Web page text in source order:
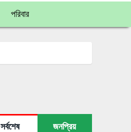
পরিবার
সর্বশেষ জনপ্রিয়